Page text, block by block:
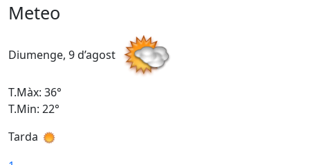
Meteo
Diumenge, 9 d’agost
T.Màx: 36°
T.Min: 22°
Tarda